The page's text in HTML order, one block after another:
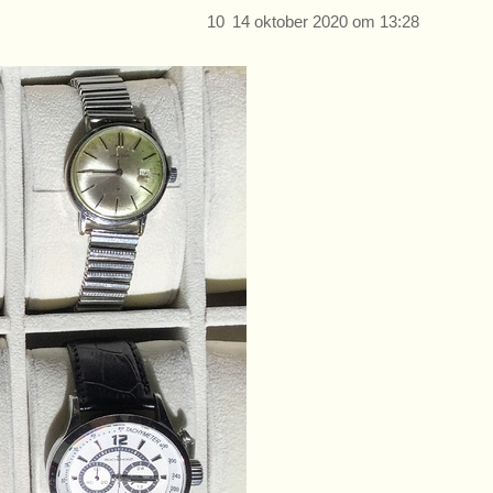
14 oktober 2020 om 13:28
10